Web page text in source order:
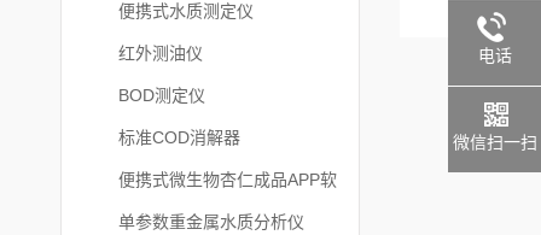
便携式水质测定仪
红外测油仪
BOD测定仪
标准COD消解器
便携式微生物杏仁成品APP软
件直播大全
单参数重金属水质分析仪
电话
微信扫一扫